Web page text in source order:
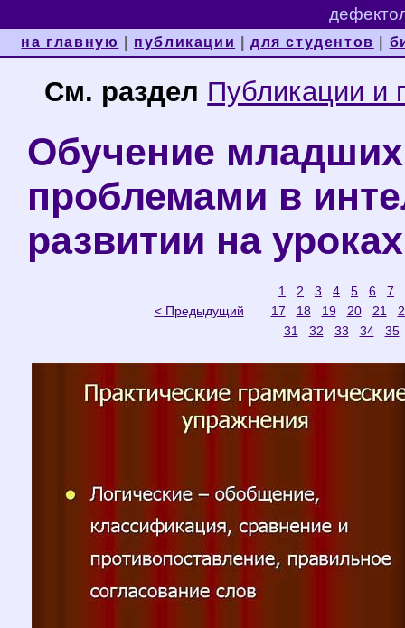
на главную публикации |для студентов
См. раздел Публикации и
Обучение
проблемами в
развитии на
< Предыдущий
1 2 3 4 5 6
7
17
18 19 20 21
31
32 33 34 35